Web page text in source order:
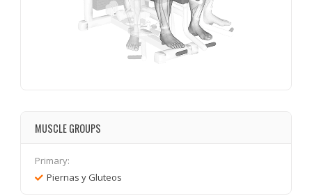
MUSCLE GROUPS
Primary:
Piernas y Gluteos